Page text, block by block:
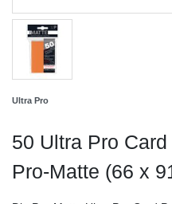
Ultra Pro
50 Ultra Pro
Pro-Matte (66 x